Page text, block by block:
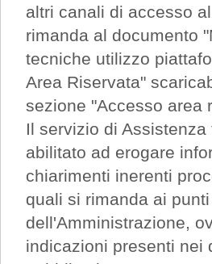
altri canali di accesso
rimanda al documento
tecniche utilizzo
Area Riservata"
sezione "Accesso area
Il servizio di
abilitato ad erogare
chiarimenti inerenti
quali si rimanda ai
dell'Amministrazione,
indicazioni presenti nei